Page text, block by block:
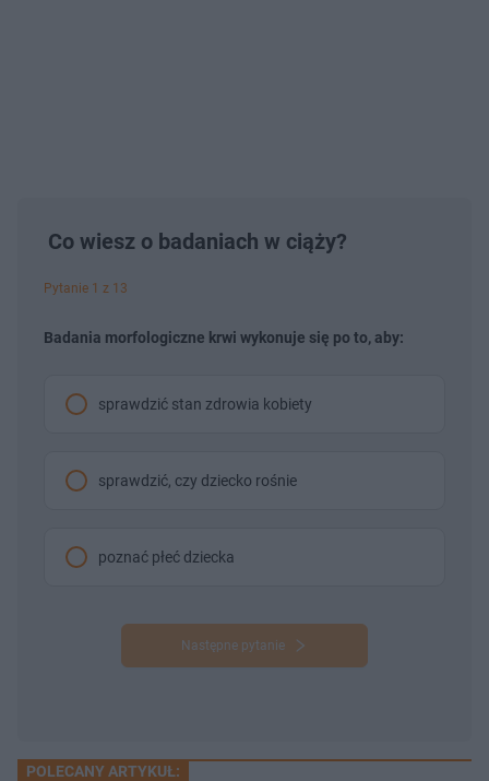
Co wiesz o badaniach w ciąży?
Pytanie 1 z 13
Badania morfologiczne krwi wykonuje się po to, aby:
sprawdzić stan zdrowia kobiety
sprawdzić, czy dziecko rośnie
poznać płeć dziecka
Następne pytanie
POLECANY ARTYKUŁ: